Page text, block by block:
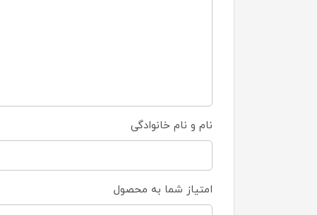
نام و نام خانوادگی
امتیاز شما به محصول